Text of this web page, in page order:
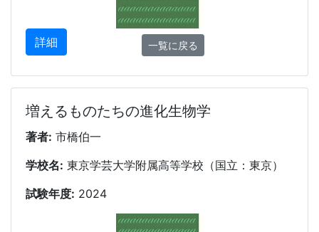
詳細 一覧に戻る
増えるものたちの進化生物学
著者: 市橋伯一
学校名: 東京学芸大学附属高等学校（国立：東京）
試験年度: 2024